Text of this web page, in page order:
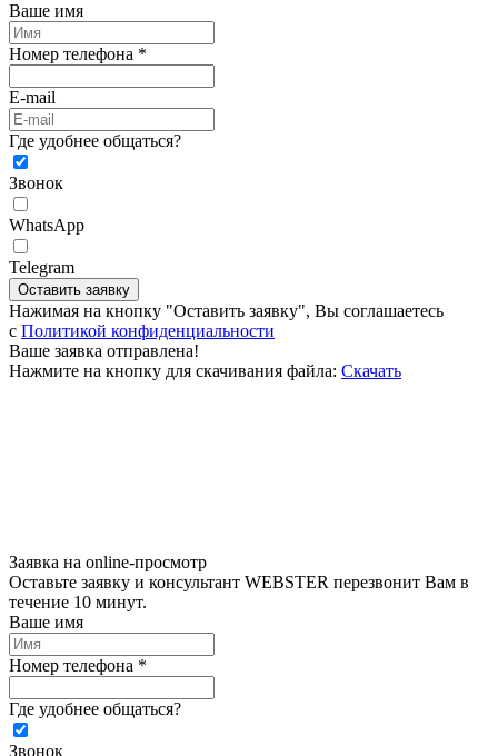
Ваше имя
Номер телефона *
E-mail
Где удобнее общаться?
Звонок
WhatsApp
Telegram
Оставить заявку
Нажимая на кнопку "Оставить заявку", Вы соглашаетесь
c Политикой конфиденциальности
Ваше заявка отправлена!
Нажмите на кнопку для скачивания файла: Скачать
Заявка на online-просмотр
Оставьте заявку и консультант WEBSTER перезвонит Вам в
течение 10 минут.
Ваше имя
Номер телефона *
Где удобнее общаться?
Звонок